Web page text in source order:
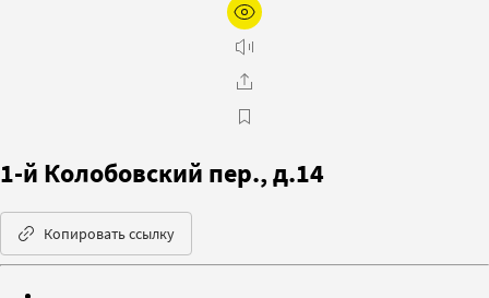
1-й Колобовский пер., д.14
Копировать ссылку